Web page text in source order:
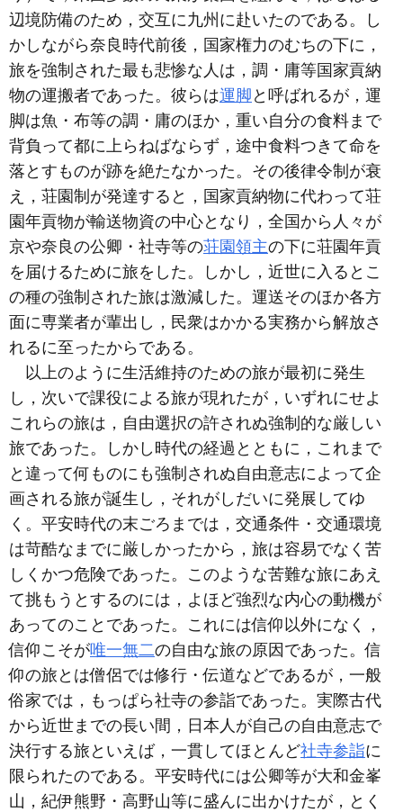
辺境防備のため，交互に九州に赴いたのである。し
かしながら奈良時代前後，国家権力のむちの下に，
旅を強制された最も悲惨な人は，調・庸等国家貢納
物の運搬者であった。彼らは運脚 と呼ばれるが，運
脚は魚・布等の調・庸のほか，重い自分の食料まで
背負って都に上らねばならず，途中食料つきて命を
落とすものが跡を絶たなかった。その後律令制が衰
え，荘園制が発達すると，国家貢納物に代わって荘
園年貢物が輸送物資の中心となり，全国から人々が
京や奈良の公卿・社寺等の荘園領主の下に荘園年貢
を届けるために旅をした。しかし，近世に入るとこ
の種の強制された旅は激減した。運送そのほか各方
面に専業者が輩出し，民衆はかかる実務から解放さ
れるに至ったからである。
以上のように生活維持のための旅が最初に発生
し，次いで課役による旅が現れたが，いずれにせよ
これらの旅は，自由選択の許されぬ強制的な厳しい
旅であった。しかし時代の経過とともに，これまで
と違って何ものにも強制されぬ自由意志によって企
画される旅が誕生し，それがしだいに発展してゆ
く。平安時代の末ごろまでは，交通条件・交通環境
は苛酷なまでに厳しかったから，旅は容易でなく苦
しくかつ危険であった。このような苦難な旅にあえ
て挑もうとするのには，よほど強烈な内心の動機が
あってのことであった。これには信仰以外になく，
信仰こそが唯一無二の自由な旅の原因であった。信
仰の旅とは僧侶では修行・伝道などであるが，一般
俗家では，もっぱら社寺の参詣であった。実際古代
から近世までの長い間，日本人が自己の自由意志で
決行する旅といえば，一貫してほとんど社寺参詣に
限られたのである。平安時代には公卿等が大和金峯
山，紀伊熊野・高野山等に盛んに出かけたが，とく